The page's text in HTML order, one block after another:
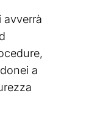
avverrà
a